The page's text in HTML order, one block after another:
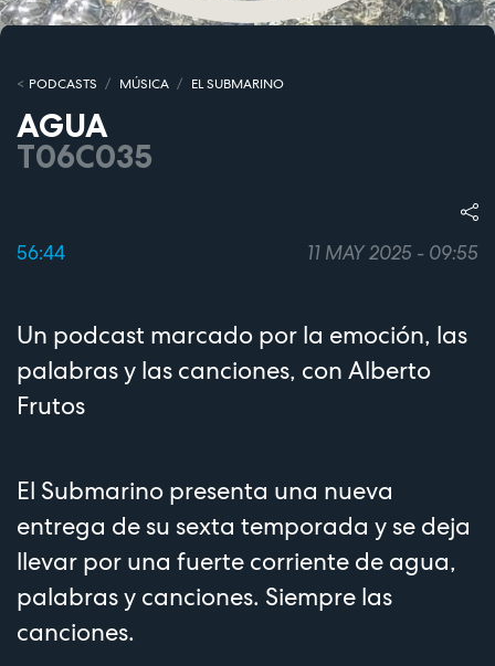
PODCASTS MÚSICA EL SUBMARINO
AGUA
T06C035
56:44 11 MAY 2025 - 09:55
Un podcast marcado por la emoción, las
palabras y las canciones, con Alberto
Frutos
El Submarino presenta una nueva
entrega de su sexta temporada y se deja
llevar por una fuerte corriente de agua,
palabras y canciones. Siempre las
canciones.